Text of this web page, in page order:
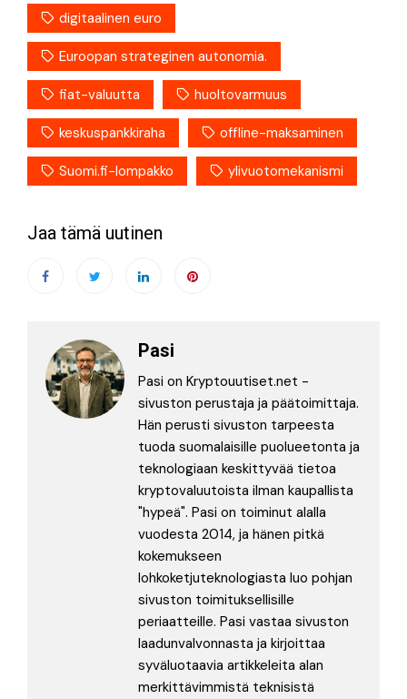
digitaalinen euro
Euroopan strateginen autonomia.
fiat-valuutta huoltovarmuus
keskuspankkiraha offline-maksaminen
Suomi.fi-lompakko ylivuotomekanismi
Jaa tämä uutinen
Pasi
Pasi on Kryptouutiset.net -
sivuston perustaja ja päätoimittaja.
Hän perusti sivuston tarpeesta
tuoda suomalaisille puolueetonta ja
teknologiaan keskittyvää tietoa
kryptovaluutoista ilman kaupallista
"hypeä". Pasi on toiminut alalla
vuodesta 2014, ja hänen pitkä
kokemukseen
lohkoketjuteknologiasta luo pohjan
sivuston toimituksellisille
periaatteille. Pasi vastaa sivuston
laadunvalvonnasta ja kirjoittaa
syväluotaavia artikkeleita alan
merkittävimmistä teknisistä